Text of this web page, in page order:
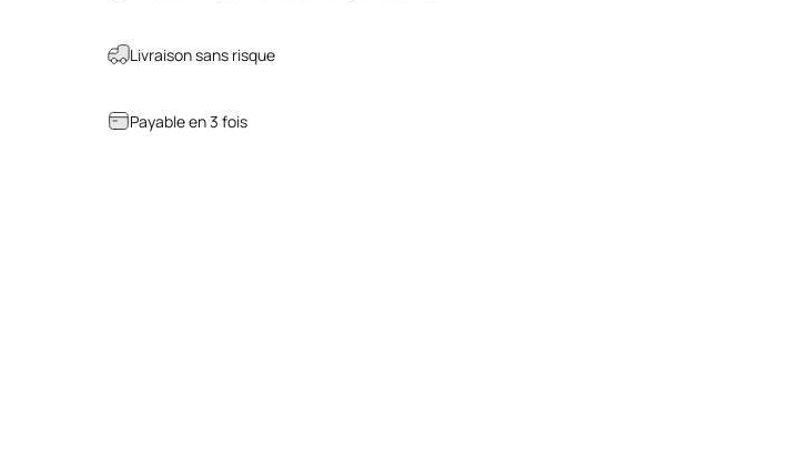
Livraison sans risque
Payable en 3 fois